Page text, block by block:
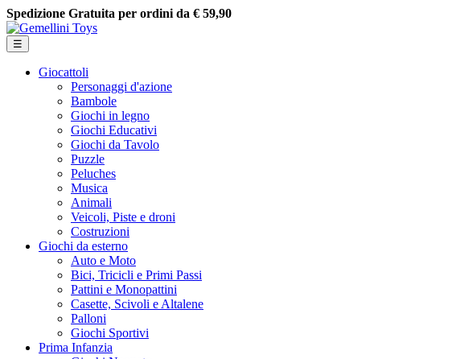
Spedizione Gratuita per ordini da € 59,90
navigazione Toggle
☰
Giocattoli
Personaggi d'azione
Bambole
Giochi in legno
Giochi Educativi
Giochi da Tavolo
Puzzle
Peluches
Musica
Animali
Veicoli, Piste e droni
Costruzioni
Giochi da esterno
Auto e Moto
Bici, Tricicli e Primi Passi
Pattini e Monopattini
Casette, Scivoli e Altalene
Palloni
Giochi Sportivi
Prima Infanzia